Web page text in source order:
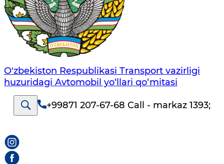
O'zbekiston Respublikasi Transport vazirligi
huzuridagi Avtomobil yo‘llari qo‘mitasi
+99871 207-67-68 Call - markaz 1393;